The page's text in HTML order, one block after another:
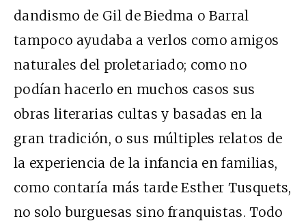
dandismo de Gil de Biedma o Barral
tampoco ayudaba a verlos como amigos
naturales del proletariado; como no
podían hacerlo en muchos casos sus
obras literarias cultas y basadas en la
gran tradición, o sus múltiples relatos de
la experiencia de la infancia en familias,
como contaría más tarde Esther Tusquets,
no solo burguesas sino franquistas. Todo